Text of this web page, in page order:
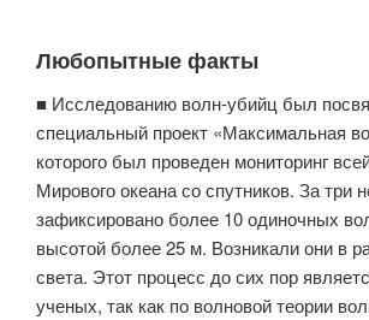
Любопытные факты
■ Исследованию волн-убийц был
специальный проект «Максимальная
которого был проведен мониторинг
Мирового океана со спутников. За три
зафиксировано более 10 одиночных
высотой более 25 м. Возникали они в
света. Этот процесс до сих пор
ученых, так как по волновой теории